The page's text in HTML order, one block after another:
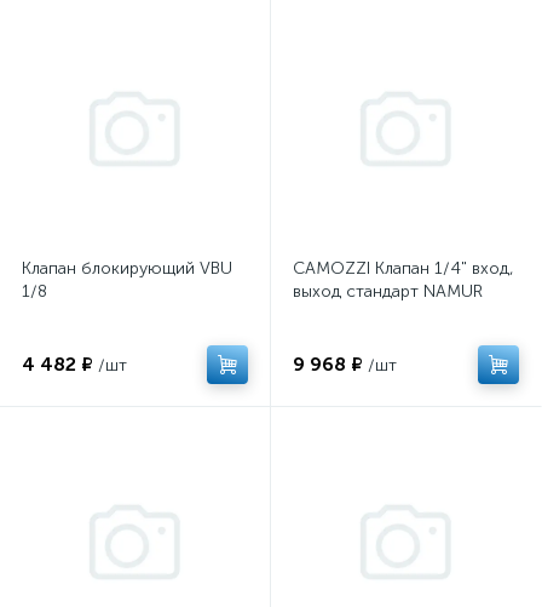
Клапан блокирующий VBU
1/8
4 482 ₽ /шт
CAMOZZI Клапан 1/4" вход,
выход стандарт NAMUR
9 968 ₽ /шт